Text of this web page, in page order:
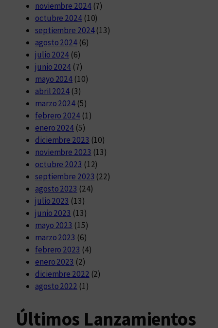
noviembre 2024(7)
octubre 2024(10)
septiembre 2024(13)
agosto 2024(6)
julio 2024 (6)
junio 2024 (7)
mayo 2024 (10)
abril 2024 (3)
marzo 2024 (5)
febrero 2024(1)
enero 2024 (5)
diciembre 2023 (10)
noviembre 2023 (13)
octubre 2023 (12)
septiembre 2023 (22)
agosto 2023 (24)
julio 2023 (13)
junio 2023 (13)
mayo 2023 (15)
marzo 2023 (6)
febrero 2023 (4)
enero 2023 (2)
diciembre 2022 (2)
agosto 2022 (1)
Últimos Lanzamientos